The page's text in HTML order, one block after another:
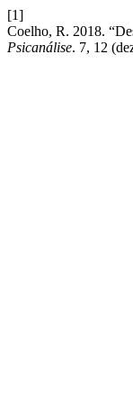
[1]
Coelho, R. 2018.
Psicanálise. 7, 12